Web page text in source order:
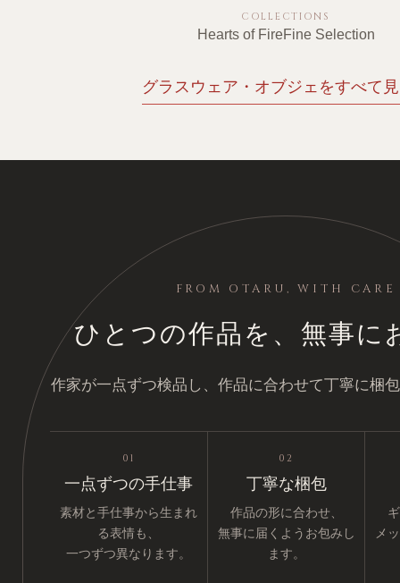
COLLECTIONS
Hearts of FireFine Selection
グラスウェア・オブジェをすべて
FROM OTARU, WITH CARE
ひとつの作品を、無事に
作家が一点ずつ検品し、作品に合わせて丁寧に梱
01
一点ずつの手仕事
素材と手仕事から生まれ
る表情も、
一つずつ異なります。
02
丁寧な梱包
作品の形に合わせ、
無事に届くようお包みし
ます。
メ